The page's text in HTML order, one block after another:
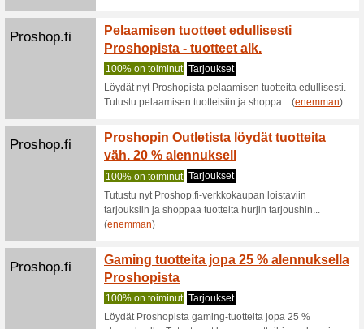
Apple.com Anna
Microsoft.com